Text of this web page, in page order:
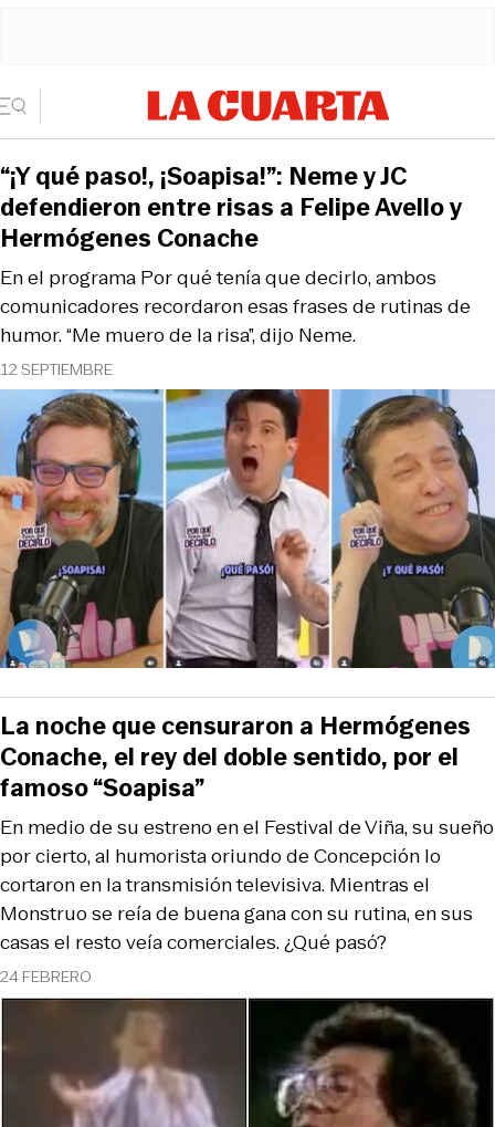
12 SEPTIEMBRE
En el programa Por qué tenía que decirlo, ambos
comunicadores recordaron esas frases de rutinas de
humor. “Me muero de la risa”, dijo Neme.
“¡Y qué paso!, ¡Soapisa!”: Neme y JC
defendieron entre risas a Felipe Avello y
Hermógenes Conache
24 FEBRERO
En medio de su estreno en el Festival de Viña, su sueño
por cierto, al humorista oriundo de Concepción lo
cortaron en la transmisión televisiva. Mientras el
Monstruo se reía de buena gana con su rutina, en sus
casas el resto veía comerciales. ¿Qué pasó?
La noche que censuraron a Hermógenes
Conache, el rey del doble sentido, por el
famoso “Soapisa”